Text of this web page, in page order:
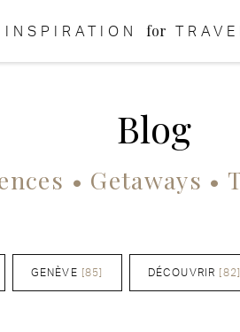
INSPIRATION for
Blog
• Getaways •
GENÈVE [85] DÉCOUVRIR [82]